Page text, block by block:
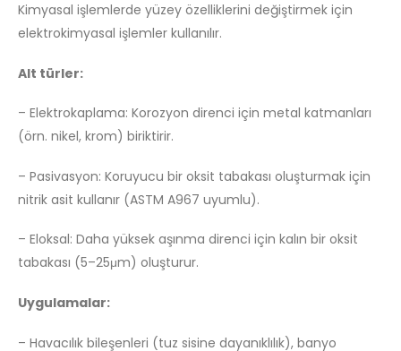
Kimyasal işlemlerde yüzey özelliklerini değiştirmek için
elektrokimyasal işlemler kullanılır.
Alt türler:
– Elektrokaplama: Korozyon direnci için metal katmanları
(örn. nikel, krom) biriktirir.
– Pasivasyon: Koruyucu bir oksit tabakası oluşturmak için
nitrik asit kullanır (ASTM A967 uyumlu).
– Eloksal: Daha yüksek aşınma direnci için kalın bir oksit
tabakası (5–25μm) oluşturur.
Uygulamalar:
– Havacılık bileşenleri (tuz sisine dayanıklılık), banyo